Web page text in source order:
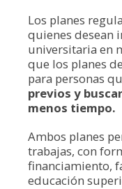
Los planes
quienes desean
universitaria en
que los planes
para personas
previos y
menos tiempo.
Ambos planes
trabajas, con
financiamiento,
educación